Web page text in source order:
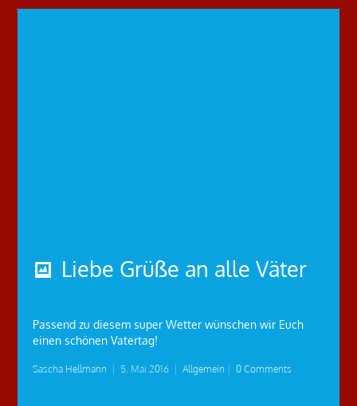
Liebe Grüße an alle Väter
Passend zu diesem super Wetter wünschen wir Euch
einen schönen Vatertag!
Sascha Hellmann 5. Mai 2016 Allgemein 0 Comments